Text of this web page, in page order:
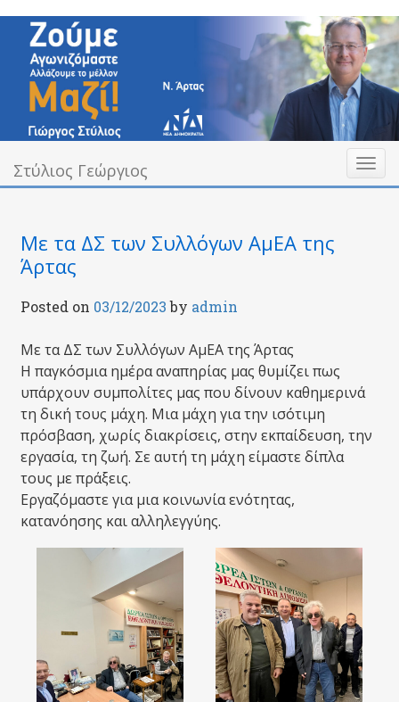
content
Στύλιος Γεώργιος
Υπεύθυνα Δίπλα σας Toggle
Στύλιος Γεώργιος
Με τα ΔΣ των Συλλόγων ΑμΕΑ της
Άρτας
Posted on 03/12/2023by admin
Με τα ΔΣ των Συλλόγων ΑμΕΑ της Άρτας
Η παγκόσμια ημέρα αναπηρίας μας θυμίζει πως
υπάρχουν συμπολίτες μας που δίνουν καθημερινά
τη δική τους μάχη. Μια μάχη για την ισότιμη
πρόσβαση, χωρίς διακρίσεις, στην εκπαίδευση, την
εργασία, τη ζωή. Σε αυτή τη μάχη είμαστε δίπλα
τους με πράξεις.
Εργαζόμαστε για μια κοινωνία ενότητας,
κατανόησης και αλληλεγγύης.